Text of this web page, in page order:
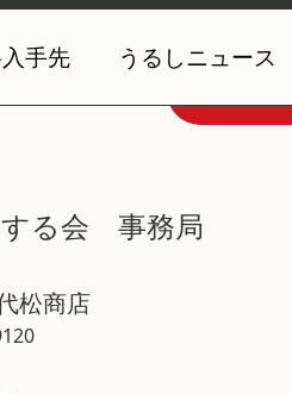
手先 うるしニュース
る会 事務局
松商店